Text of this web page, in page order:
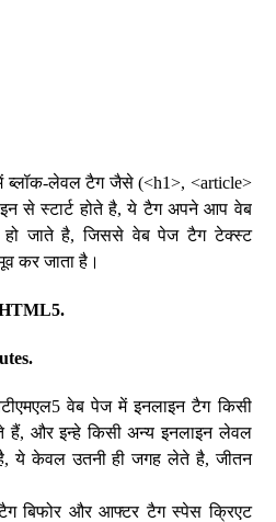
ब्लॉक-लेवल टैग जैसे (<h1>, <article>
से स्टार्ट होते है, ये टैग अपने आप वेब
हो जाते है, जिससे वेब पेज टैग टेक्स्ट
कर जाता है।
वेब पेज में इनलाइन टैग किसी
हैं, और इन्हे किसी अन्य इनलाइन लेवल
ये केवल उतनी ही जगह लेते है, जीतन
बिफोर और आफ्टर टैग स्पेस क्रिएट